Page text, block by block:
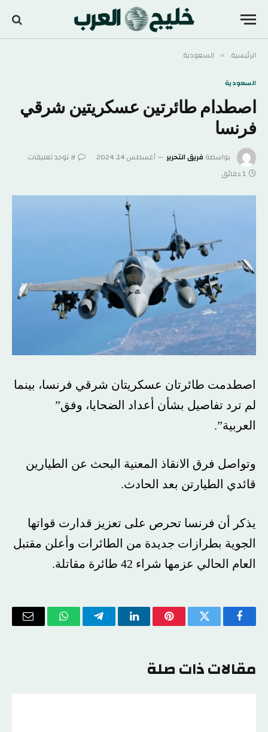
الرئيسية » السعودية
السعودية
اصطدام طائرتين عسكريتين شرقي
فرنسا
بواسطةفريق التحرير أغسطس 14, 2024
لا توجد تعليقات
1 دقائق
اصطدمت طائرتان عسكريتان شرقي فرنسا، بينما
لم ترد تفاصيل بشأن أعداد الضحايا، وفق”
العربية”.
وتواصل فرق الانقاذ المعنية البحث عن الطيارين
قائدي الطيارتن بعد الحادث.
يذكر أن فرنسا تحرص على تعزيز قدارت قواتها
الجوية بطرازات جديدة من الطائرات وأعلن مقتبل
العام الحالي عزمها شراء 42 طائرة مقاتلة.
فيسبوكتويتر بينتيريستلينكدإن تيلقرام واتسابالبريد
مقالات ذات صلة